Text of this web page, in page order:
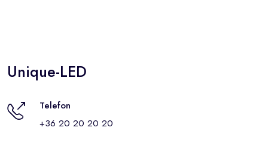
Unique-LED
Telefon
+36 20 20 20 20